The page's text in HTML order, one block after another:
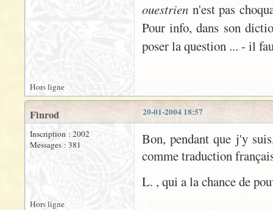
ouestrien n'est pas
Pour info, dans son
poser la question ... - il
Hors ligne
20-01-2004 18:57
Finrod
Inscription : 2002
Messages : 381
Bon, pendant que j'y
comme traduction
L. , qui a la chance de
Hors ligne